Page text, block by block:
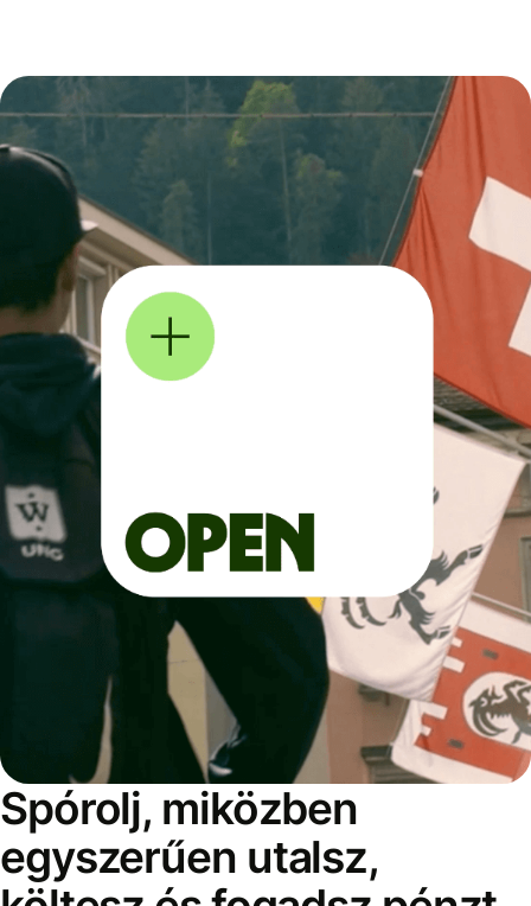
Spórolj, miközben
egyszerűen utalsz,